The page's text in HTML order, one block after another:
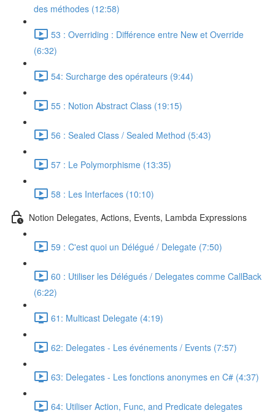
des méthodes (12:58)
53 : Overriding : Différence entre New et Override
(6:32)
54: Surcharge des opérateurs (9:44)
55 : Notion Abstract Class (19:15)
56 : Sealed Class / Sealed Method (5:43)
57 : Le Polymorphisme (13:35)
58 : Les Interfaces (10:10)
Notion Delegates, Actions, Events, Lambda Expressions
59 : C'est quoi un Délégué / Delegate (7:50)
60 : Utiliser les Délégués / Delegates comme CallBack
(6:22)
61: Multicast Delegate (4:19)
62: Delegates - Les événements / Events (7:57)
63: Delegates - Les fonctions anonymes en C# (4:37)
64: Utiliser Action, Func, and Predicate delegates